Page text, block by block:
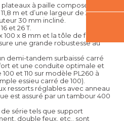
à paille composé de
m et d’une largeur de 2,54 m
30 mm incliné.
et 26 T.
x 8 mm et la tôle de fond
une grande robustesse au
demi-tandem surbaissé carré
et une conduite optimale et
et 110 sur modèle PL260 à
essieu carré de 100).
ressorts réglables avec anneau
est assuré par un tambour 400
série tels que support
double feux, etc.. sont